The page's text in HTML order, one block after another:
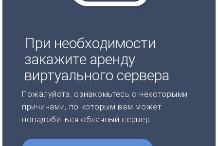
При необходимости
закажите аренду
виртуального сервера
Пожалуйста, ознакомьтесь с некоторыми
причинами, по которым вам может
понадобиться облачный сервер.